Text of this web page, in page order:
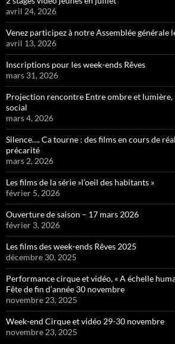
avril 24, 2026
Venez participez à notre Assemblée générale
avril 13, 2026
Inscriptions pour les week-ends Rêves
mars 31, 2026
Projection rencontre Entre ombre et lumière,
social
mars 4, 2026
Silence…. Ca tourne : des films en cours de
précarité
mars 2, 2026
Les films de la série »l’oeil des habitants »
février 5, 2026
Ouverture de saison – 17 mars 2026
février 3, 2026
Les films des week-ends Rêves 2025
décembre 30, 2025
Performance cirque et vidéo, « A échelle
Fête de fin d’année 30 novembre
novembre 23, 2025
Week-end Cirque et vidéo 29-30 novembre
novembre 23, 2025